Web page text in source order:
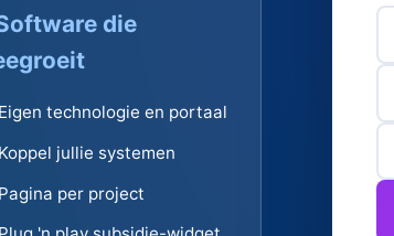
die
Eigen technologie en portaal
Koppel jullie systemen
Pagina per project